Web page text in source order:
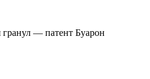
— патент Буарон